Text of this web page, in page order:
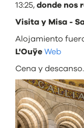
13:25, donde nos
Visita y Misa -
Alojamiento
L'Ouÿe Web
Cena y descanso.